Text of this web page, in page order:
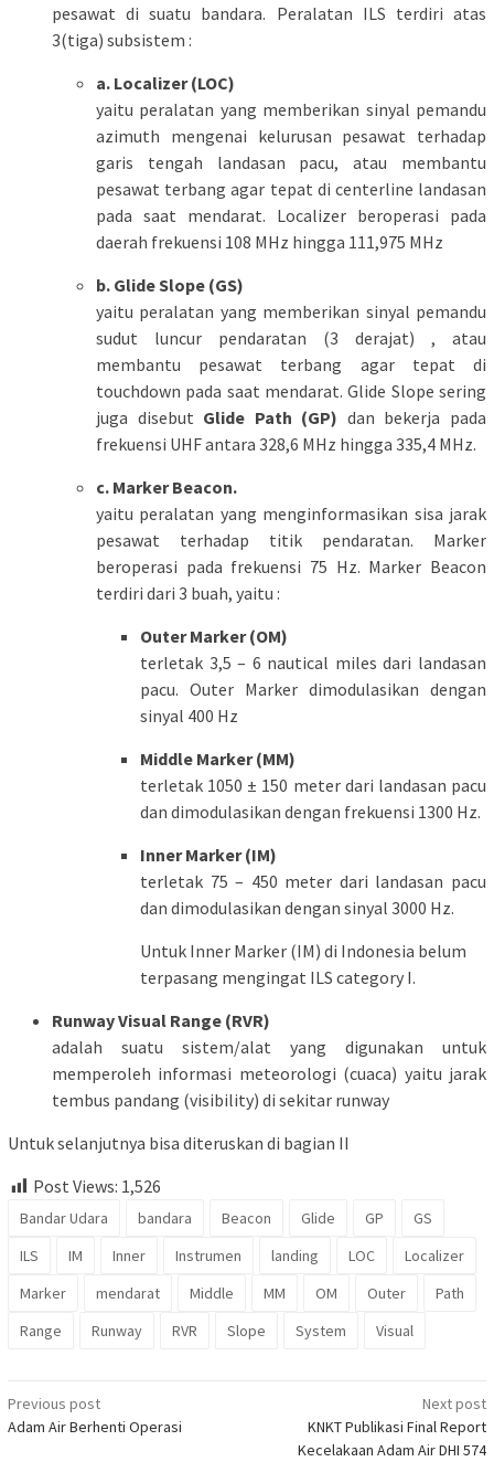
pesawat di suatu bandara. Peralatan ILS terdiri atas
3(tiga) subsistem :
a. Localizer (LOC)
yaitu peralatan yang memberikan sinyal pemandu
azimuth mengenai kelurusan pesawat terhadap
garis tengah landasan pacu, atau membantu
pesawat terbang agar tepat di centerline landasan
pada saat mendarat. Localizer beroperasi pada
daerah frekuensi 108 MHz hingga 111,975 MHz
b. Glide Slope (GS)
yaitu peralatan yang memberikan sinyal pemandu
sudut luncur pendaratan (3 derajat) , atau
membantu pesawat terbang agar tepat di
touchdown pada saat mendarat. Glide Slope sering
juga disebut Glide Path (GP) dan bekerja pada
frekuensi UHF antara 328,6 MHz hingga 335,4 MHz.
c. Marker Beacon.
yaitu peralatan yang menginformasikan sisa jarak
pesawat terhadap titik pendaratan. Marker
beroperasi pada frekuensi 75 Hz. Marker Beacon
terdiri dari 3 buah, yaitu :
Outer Marker (OM)
terletak 3,5 – 6 nautical miles dari landasan
pacu. Outer Marker dimodulasikan dengan
sinyal 400 Hz
Middle Marker (MM)
terletak 1050 ± 150 meter dari landasan pacu
dan dimodulasikan dengan frekuensi 1300 Hz.
Inner Marker (IM)
terletak 75 – 450 meter dari landasan pacu
dan dimodulasikan dengan sinyal 3000 Hz.
Untuk Inner Marker (IM) di Indonesia belum
terpasang mengingat ILS category I.
Runway Visual Range (RVR)
adalah suatu sistem/alat yang digunakan untuk
memperoleh informasi meteorologi (cuaca) yaitu jarak
tembus pandang (visibility) di sekitar runway
Untuk selanjutnya bisa diteruskan di bagian II
Post Views: 1,526
Bandar Udara bandara Beacon Glide GP
GS
ILS
IM Inner Instrumen landing LOC
Localizer
Marker
mendarat Middle MM OM Outer
Path
Range
Runway RVR Slope System Visual
Post
navigation
Previous post
Adam Air Berhenti Operasi
Next post
KNKT Publikasi Final Report
Kecelakaan Adam Air DHI 574